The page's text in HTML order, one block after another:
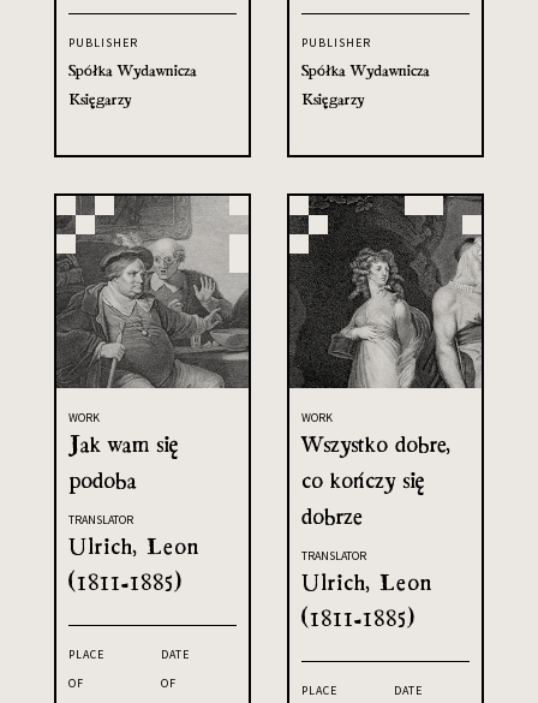
PUBLISHER
Spółka Wydawnicza
Księgarzy
PUBLISHER
Spółka Wydawnicza
Księgarzy
WORK
Jak wam się
podoba
TRANSLATOR
Ulrich, Leon
(1811-1885)
PLACE
OF
DATE
OF
WORK
Wszystko dobre,
co kończy się
dobrze
TRANSLATOR
Ulrich, Leon
(1811-1885)
PLACE
DATE